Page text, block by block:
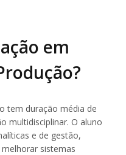
em
tem duração média de
multidisciplinar. O aluno
e de gestão,
sistemas